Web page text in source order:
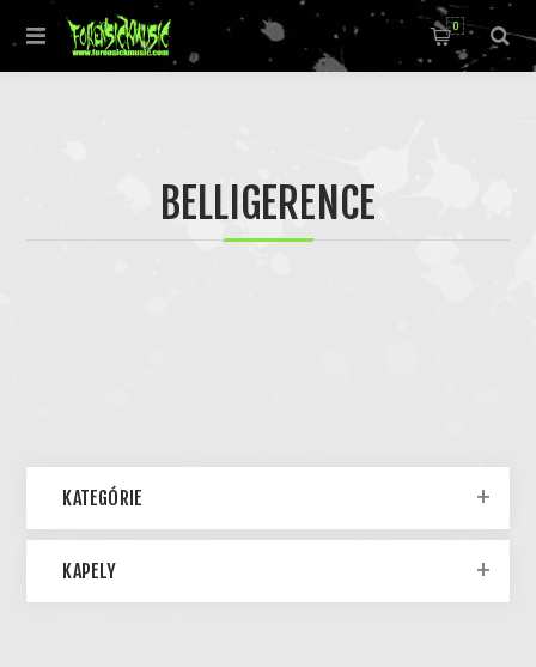
0
BELLIGERENCE
KATEGÓRIE
KAPELY